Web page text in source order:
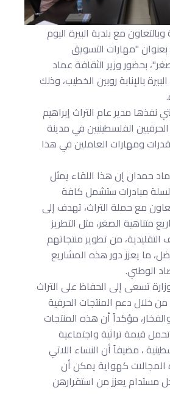
مع بلدية البيرة اليوم
بعنوان "مهارات التسويق
بحضور وزير الثقافة عماد
بالإنابة روبين الخطيب، وذلك
نفذها مدير عام التراث إبراهيم
الفلسطينيين في مدينة
قدرات ومهارات العاملين في هذا
حمدان إن هذا اللقاء يمثل
مبادرات ستشمل كافة
مع حملة التراث، تهدف إلى
متناهية الصغر، مثل التطريز
من تطوير منتجاتهم
ما يعزز دور هذه المشاريع
الوطني.
تسعى إلى الحفاظ على التراث
خلال دعم المنتجات الحرفية
مؤكداً أن هذه المنتجات
قيمة تراثية واجتماعية
، مضيفاً أن النساء اللاتي
كهواية يمكن أن
مستدام يعزز من استقرارهن